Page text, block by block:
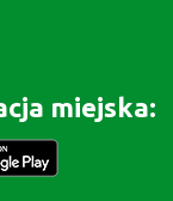
miejska: